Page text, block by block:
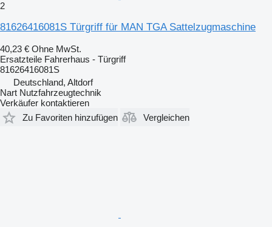
2
81626416081S Türgriff für MAN TGA Sattelzugmaschine
40,23 € Ohne MwSt.
Ersatzteile Fahrerhaus - Türgriff
81626416081S
Deutschland, Altdorf
Nart Nutzfahrzeugtechnik
Verkäufer kontaktieren
Zu Favoriten hinzufügen
Vergleichen